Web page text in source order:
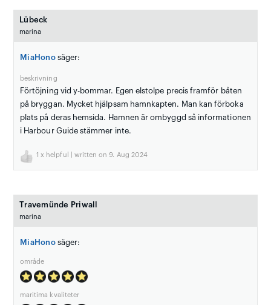
Lübeck
marina
MiaHonosäger:
beskrivning
Förtöjning vid y-bommar. Egen elstolpe precis framför båten
på bryggan. Mycket hjälpsam hamnkapten. Man kan förboka
plats på deras hemsida. Hamnen är ombyggd så informationen
i Harbour Guide stämmer inte.
1 x helpful | written on 9. Aug 2024
Travemünde Priwall
marina
MiaHonosäger:
område
maritima kvaliteter